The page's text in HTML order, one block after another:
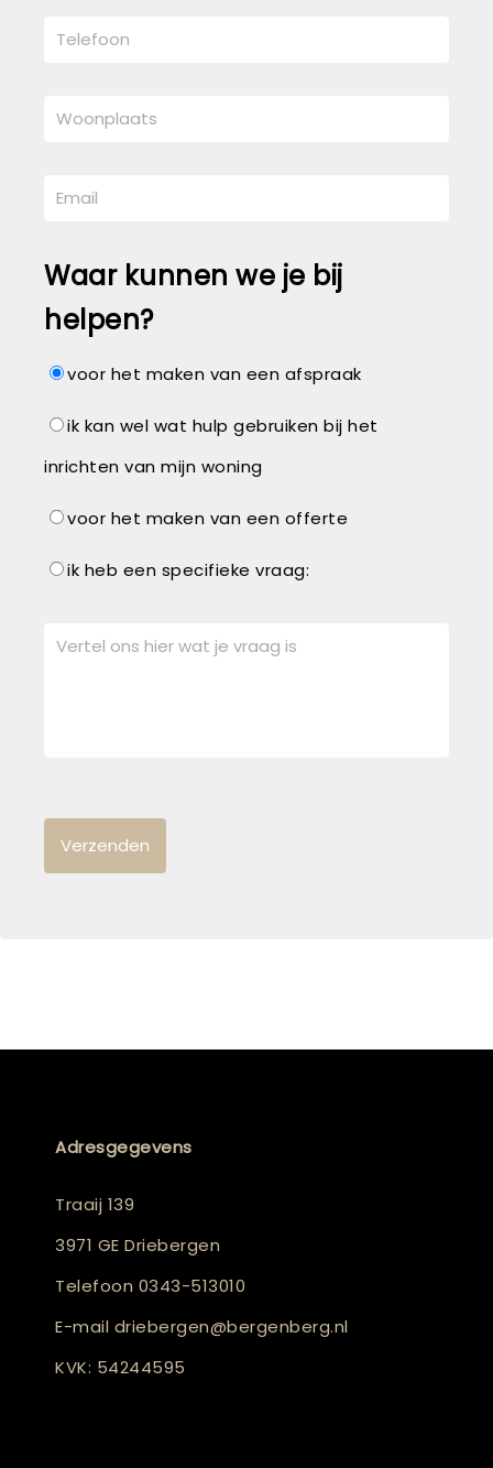
Waar kunnen we je bij
helpen?
voor het maken van een afspraak
ik kan wel wat hulp gebruiken bij het
inrichten van mijn woning
voor het maken van een offerte
ik heb een specifieke vraag:
Adresgegevens
Traaij 139
3971 GE Driebergen
Telefoon 0343-513010
E-mail driebergen@bergenberg.nl
KVK: 54244595